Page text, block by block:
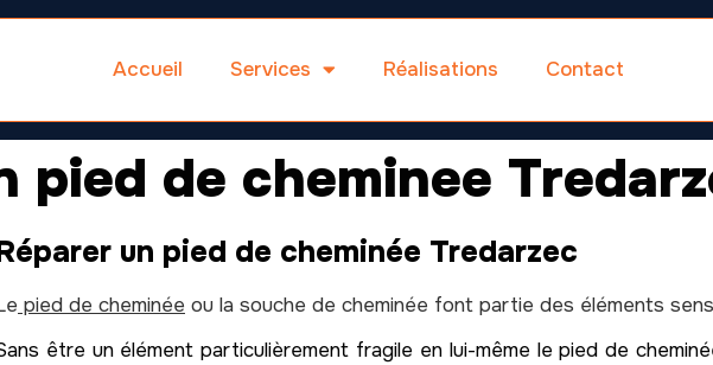
Accueil Services Réalisations Contact
pied de cheminee
un pied de cheminée Tredarzec
pied de cheminée ou la souche de cheminée font partie des éléments
être un élément particulièrement fragile en lui-même le pied de